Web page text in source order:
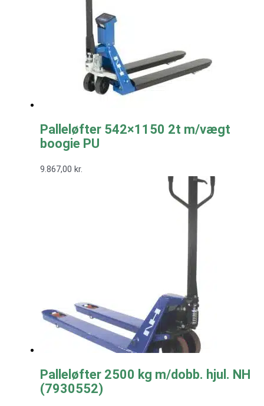
Palleløfter 542×1150 2t m/vægt
boogie PU
9.867,00 kr.
Palleløfter 2500 kg m/dobb. hjul. NH
(7930552)